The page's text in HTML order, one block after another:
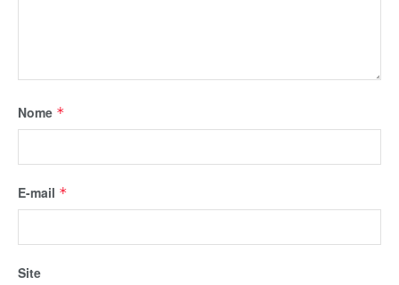
Nome *
E-mail *
Site